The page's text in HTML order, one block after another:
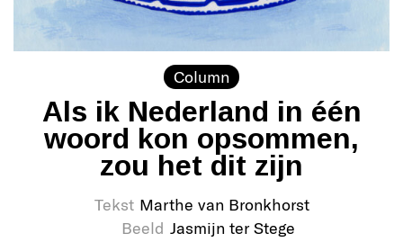
Column
Als ik Nederland in één
woord kon opsommen,
zou het dit zijn
Tekst Marthe van Bronkhorst
Beeld Jasmijn ter Stege